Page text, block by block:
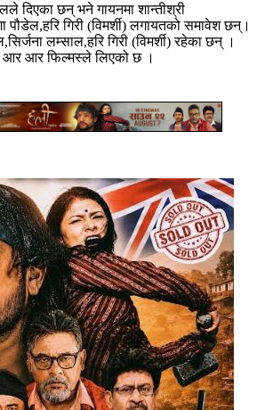
दिएका छन् भने गायनमा शान्तीश्री
पौडेल,हरि गिरी (विमर्शी) लगायतको समावेश छन्।
लम्साल,हरि गिरी (विमर्शी) रहेका छन् ।
आर आर फिल्मस्ले लिएको छ ।